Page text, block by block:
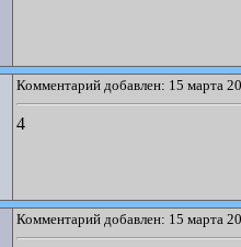
Комментарий добавлен: 15 марта
4
Комментарий добавлен: 15 марта